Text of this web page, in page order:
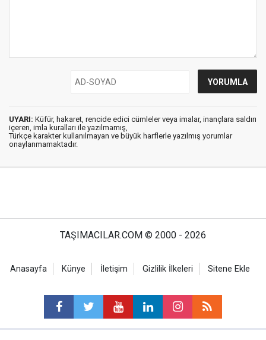
UYARI: Küfür, hakaret, rencide edici cümleler veya imalar, inançlara saldırı
içeren, imla kuralları ile yazılmamış,
Türkçe karakter kullanılmayan ve büyük harflerle yazılmış yorumlar
onaylanmamaktadır.
TAŞIMACILAR.COM © 2000 - 2026
Anasayfa Künye İletişim Gizlilik İlkeleri Sitene Ekle